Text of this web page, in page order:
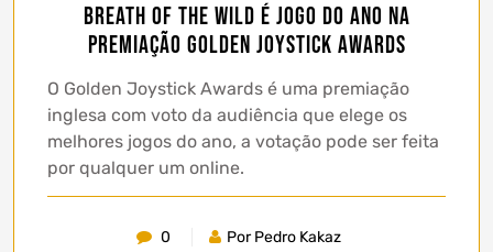
Breath of the Wild é jogo do ano na
premiação Golden Joystick Awards
O Golden Joystick Awards é uma premiação
inglesa com voto da audiência que elege os
melhores jogos do ano, a votação pode ser feita
por qualquer um online.
0
Por Pedro Kakaz